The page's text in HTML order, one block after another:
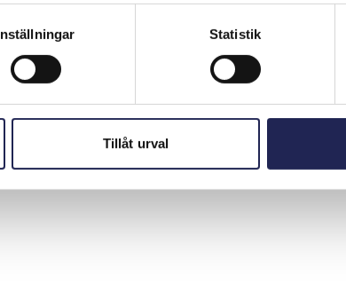
Statistik
Tillåt urval
var felaktig. Tvärtom ansåg nämnden
på det vis som operatören gjort